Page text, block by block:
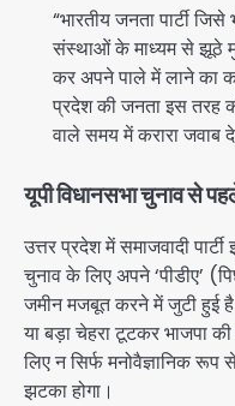
“भारतीय जनता पार्टी
संस्थाओं के माध्यम से झूठे
कर अपने पाले में लाने का
प्रदेश की जनता इस तरह
वाले समय में करारा जवाब
यूपी विधानसभा चुनाव से
उत्तर प्रदेश में समाजवादी
चुनाव के लिए अपने ‘पीडीए’
जमीन मजबूत करने में जुटी हुई
या बड़ा चेहरा टूटकर भाजपा
लिए न सिर्फ मनोवैज्ञानिक
झटका होगा।